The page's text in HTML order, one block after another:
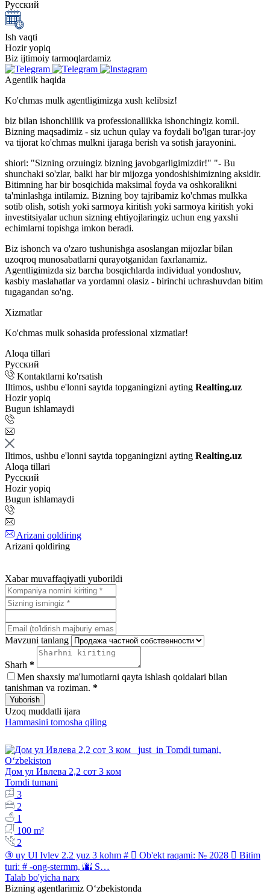
Русский
Ish vaqti
Hozir yopiq
Biz ijtimoiy tarmoqlardamiz
Agentlik haqida
Ko'chmas mulk agentligimizga xush kelibsiz!
biz bilan ishonchlilik va professionallikka ishonchingiz komil.
Bizning maqsadimiz - siz uchun qulay va foydali bo'lgan turar-joy
va tijorat ko'chmas mulkni ijaraga berish va sotish jarayonini.
shiori: "Sizning orzuingiz bizning javobgarligimizdir!" "- Bu
shunchaki so'zlar, balki har bir mijozga yondoshishimizning aksidir.
Bitimning har bir bosqichida maksimal foyda va oshkoralikni
ta'minlashga intilamiz. Bizning boy tajribamiz ko'chmas mulkka
sotib olish, sotish yoki sarmoya kiritish yoki sarmoya kiritish yoki
investitsiyalar uchun sizning ehtiyojlaringiz uchun eng yaxshi
echimlarni topishga imkon beradi.
Biz ishonch va o'zaro tushunishga asoslangan mijozlar bilan
uzoqroq munosabatlarni qurayotganidan faxrlanamiz.
Agentligimizda siz barcha bosqichlarda individual yondoshuv,
kasbiy maslahatlar va yordamni olasiz - birinchi uchrashuvdan bitim
tugagandan so'ng.
Xizmatlar
Ko'chmas mulk sohasida professional xizmatlar!
Aloqa tillari
Русский
Kontaktlarni ko'rsatish
Iltimos, ushbu e'lonni saytda topganingizni ayting Realting.uz
Hozir yopiq
Bugun ishlamaydi
Iltimos, ushbu e'lonni saytda topganingizni ayting Realting.uz
Aloqa tillari
Русский
Hozir yopiq
Bugun ishlamaydi
Arizani qoldiring
Arizani qoldiring
Xabar muvaffaqiyatli yuborildi
Mavzuni tanlang
Sharh *
Men shaxsiy ma'lumotlarni qayta ishlash qoidalari bilan
tanishman va roziman. *
Yuborish
Uzoq muddatli ijara
Hammasini tomosha qiling
Дом ул Ивлева 2,2 сот 3 ком
Tomdi tumani
3
2
1
100 m²
2
③ uy Ul Ivlev 2.2 yuz 3 kohm #  Ob'ekt raqami: № 2028  Bitim
turi: # -ong-stermm, 🌆 S…
Talab bo'yicha narx
Bizning agentlarimiz O‘zbekistonda